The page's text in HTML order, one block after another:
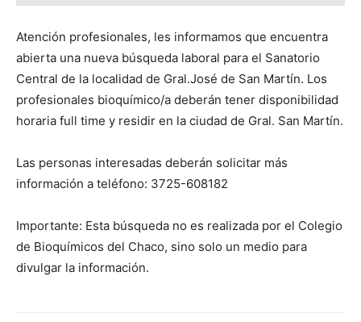
Atención profesionales, les informamos que encuentra
abierta una nueva búsqueda laboral para el Sanatorio
Central de la localidad de Gral.José de San Martín. Los
profesionales bioquímico/a deberán tener disponibilidad
horaria full time y residir en la ciudad de Gral. San Martín.
Las personas interesadas deberán solicitar más
información a teléfono: 3725-608182
Importante: Esta búsqueda no es realizada por el Colegio
de Bioquímicos del Chaco, sino solo un medio para
divulgar la información.